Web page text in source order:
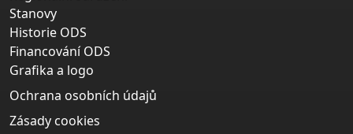
Stanovy
Historie ODS
Financování ODS
Grafika a logo
Ochrana osobních údajů
Zásady cookies